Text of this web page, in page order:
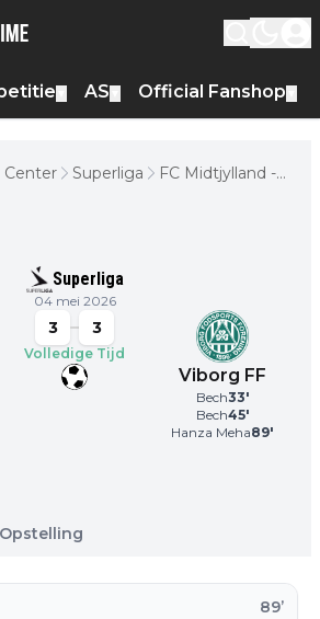
AS Official Fanshop
Center Superliga
FC Midtjylland -
Superliga
04 mei 2026
3 3
Volledige Tijd
Viborg FF
Bech33'
Bech45'
Hanza Meha89'
Opstelling
89’